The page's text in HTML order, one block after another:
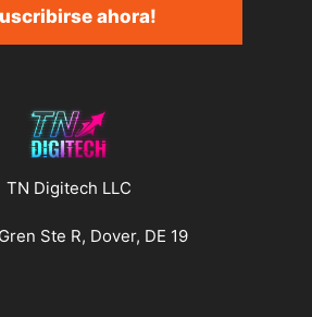
ahora!
TN Digitech LLC
Ste R, Dover, DE 19